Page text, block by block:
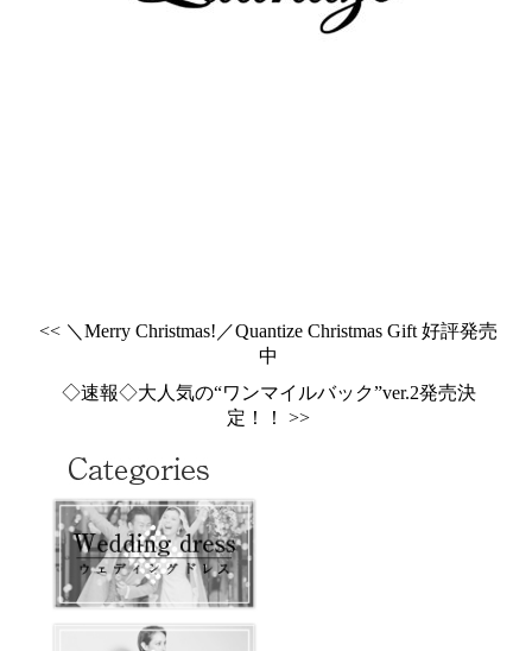
<< ＼Merry Christmas!／Quantize Christmas Gift 好評発売
中
◇速報◇大人気の“ワンマイルバック”ver.2発売決
定！！ >>